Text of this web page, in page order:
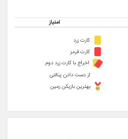
امتیاز
کارت زرد
کارت قرمز
اخراج با کارت زرد دوم
از دست دادن پنالتی
بهترین بازیکن زمین